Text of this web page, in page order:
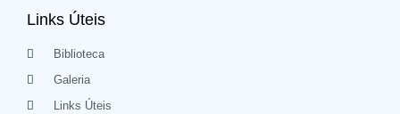
Links Úteis
Biblioteca
Galeria
Links Úteis